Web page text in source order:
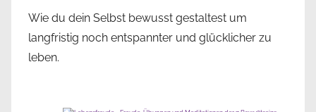
Wie du dein Selbst bewusst gestaltest um
langfristig noch entspannter und glücklicher zu
leben.